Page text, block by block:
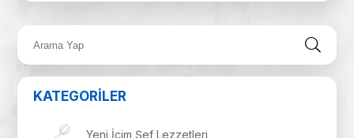
KATEGORİLER
Yeni İçim Şef Lezzetleri